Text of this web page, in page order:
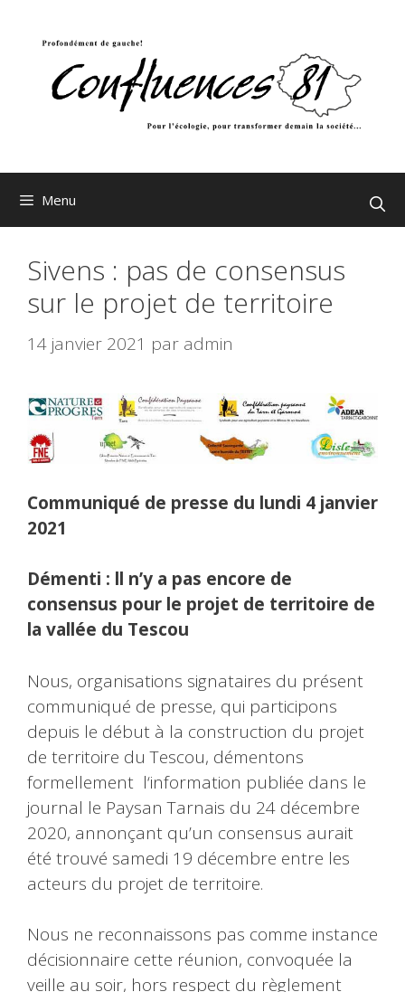
Menu
Sivens : pas de consensus
sur le projet de territoire
14 janvier 2021 par admin
Communiqué de presse du lundi 4 janvier
2021
Démenti : ll n’y a pas encore de
consensus pour le projet de territoire de
la vallée du Tescou
Nous, organisations signataires du présent
communiqué de presse, qui participons
depuis le début à la construction du projet
de territoire du Tescou, démentons
formellement l‘information publiée dans le
journal le Paysan Tarnais du 24 décembre
2020, annonçant qu’un consensus aurait
été trouvé samedi 19 décembre entre les
acteurs du projet de territoire.
Nous ne reconnaissons pas comme instance
décisionnaire cette réunion, convoquée la
veille au soir, hors respect du règlement